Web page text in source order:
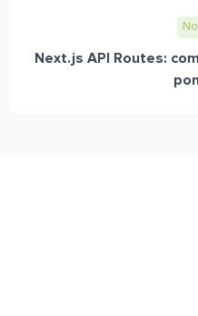
Next.js API Routes: